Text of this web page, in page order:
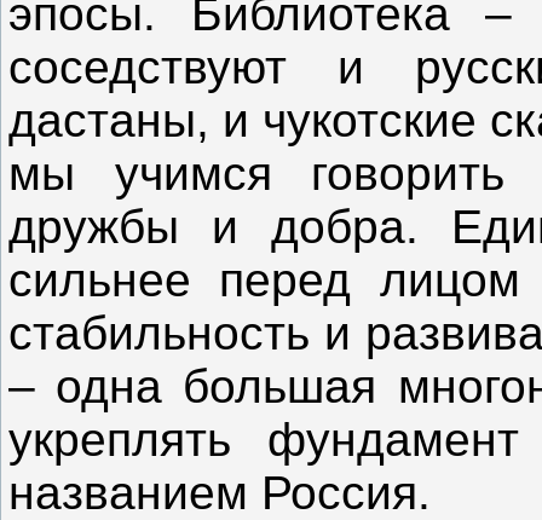
эпосы. Библиотека
соседствуют и
дастаны, и чукотские
мы учимся
дружбы и добра.
сильнее перед
стабильность и
– одна большая
укреплять
названием Россия.